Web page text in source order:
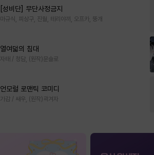
[성비단] 무단사정금지
마규식, 피상구, 진월, 테리야끼, 오프카, 뚱개
열여덟의 침대
자태 / 청담, (원작)문슬로
언모럴 로맨틱 코미디
가감 / 쌔우, (원작)곽겨자